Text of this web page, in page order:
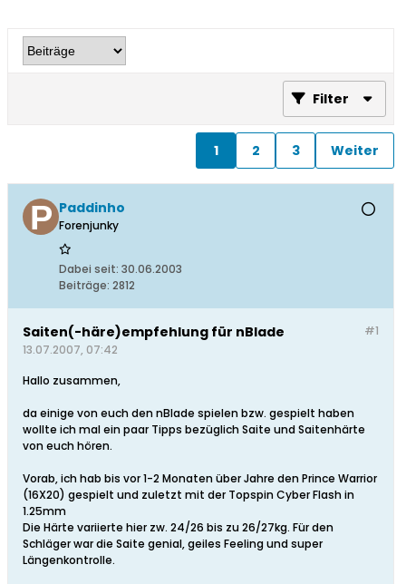
Filter
1 2 3 Weiter
Paddinho
Forenjunky
Dabei seit: 30.06.2003
Beiträge: 2812
#1
Saiten(-häre)empfehlung für nBlade
13.07.2007, 07:42
Hallo zusammen,
da einige von euch den nBlade spielen bzw. gespielt haben
wollte ich mal ein paar Tipps bezüglich Saite und Saitenhärte
von euch hören.
Vorab, ich hab bis vor 1-2 Monaten über Jahre den Prince Warrior
(16X20) gespielt und zuletzt mit der Topspin Cyber Flash in
1.25mm
Die Härte variierte hier zw. 24/26 bis zu 26/27kg. Für den
Schläger war die Saite genial, geiles Feeling und super
Längenkontrolle.